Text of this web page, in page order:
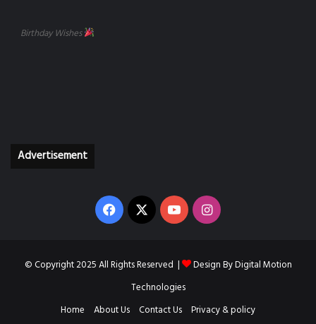
Birthday Wishes
Advertisement
Facebook
X YouTubeInstagram
© Copyright 2025 All Rights Reserved | Design ByDigital Motion
Technologies
Home
About Us Contact Us Privacy & policy